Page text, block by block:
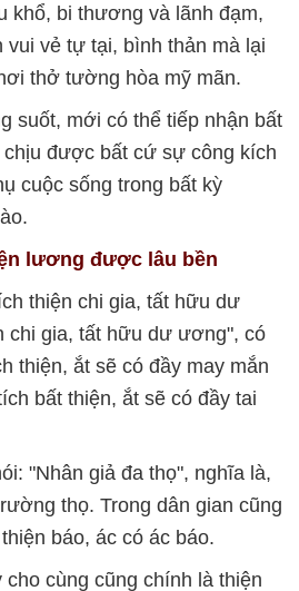
khổ, bi thương và lãnh đạm,
vui vẻ tự tại, bình thản mà lại
thở tường hòa mỹ mãn.
suốt, mới có thể tiếp nhận bất
được bất cứ sự công kích
cuộc sống trong bất kỳ
lương được lâu bền
thiện chi gia, tất hữu dư
chi gia, tất hữu dư ương", có
thiện, ắt sẽ có đầy may mắn
bất thiện, ắt sẽ có đầy tai
"Nhân giả đa thọ", nghĩa là,
thọ. Trong dân gian cũng
báo, ác có ác báo.
cùng cũng chính là thiện